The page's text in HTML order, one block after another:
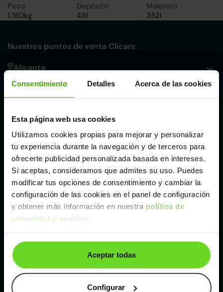
Consentimiento Detalles Acerca de las cookies
Esta página web usa cookies
Utilizamos cookies propias para mejorar y personalizar
tu experiencia durante la navegación y de terceros para
ofrecerte publicidad personalizada basada en intereses.
Si aceptas, consideramos que admites su uso. Puedes
modificar tus opciones de consentimiento y cambiar la
configuración de las cookies en el panel de configuración
y obtener más información en nuestra política de
privacidad y cookies.
Aceptar todas
Configurar
Peso
1.180kg
Depósito
45l
Maletero
352l
Nuestros puntos de venta Clicars:
Alicante
Córdoba
Málaga
Valencia
Zaragoza
Ver Kia Stonic de segunda mano y ocasión
Kia Stonic de segunda mano y ocasión